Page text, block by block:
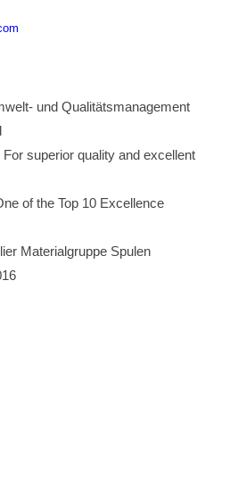
und Qualitätsmanagement
superior quality and excellent
of the Top 10 Excellence
Materialgruppe Spulen